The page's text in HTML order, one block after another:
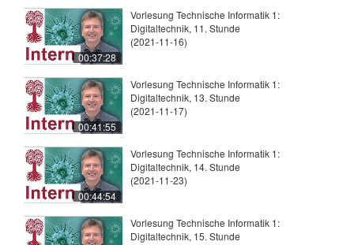
00:37:28
Vorlesung Technische Informatik 1:
Digitaltechnik, 11. Stunde
(2021-11-16)
00:41:55
Vorlesung Technische Informatik 1:
Digitaltechnik, 13. Stunde
(2021-11-17)
00:44:54
Vorlesung Technische Informatik 1:
Digitaltechnik, 14. Stunde
(2021-11-23)
Vorlesung Technische Informatik 1:
Digitaltechnik, 15. Stunde